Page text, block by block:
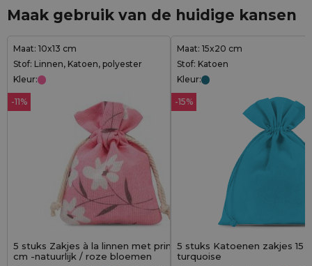
Maak gebruik van de huidige kansen
Maat: 10x13 cm
Stof: Linnen, Katoen, polyester
Kleur:
-11%
5 stuks Zakjes à la linnen met print 10 x 13
cm -natuurlijk / roze bloemen
Maat: 15x20 cm
Stof: Katoen
Kleur:
-15%
5 stuks Katoenen zakjes 15
turquoise